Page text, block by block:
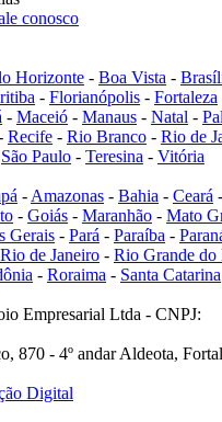
conosco
Horizonte - Boa Vista -
- Florianópolis - Fortaleza
- Maceió - Manaus - Natal -
Recife - Rio Branco - Rio de
São Paulo - Teresina - Vitória
- Amazonas - Bahia - Ceará -
- Goiás - Maranhão - Mato
Gerais - Pará - Paraíba -
Rio de Janeiro - Rio Grande do
- Roraima - Santa Catarina
Empresarial Ltda - CNPJ:
870 - 4º andar Aldeota,
Digital